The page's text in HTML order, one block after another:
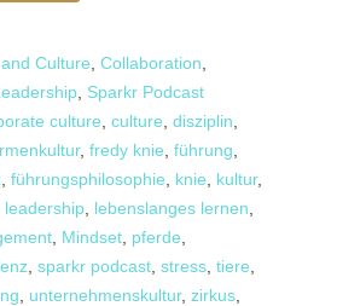
Culture Collaboration
Sparkr Podcast
culture culture disziplin
, fredy knie führung
führungsphilosophie knie kultur,
leadership lebenslanges lernen
Mindset pferde
sparkr podcast stress tiere
unternehmenskultur, zirkus